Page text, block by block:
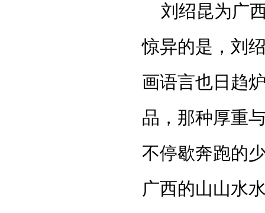
刘绍昆为广
惊异的是，刘
画语言也日趋
品，那种厚重
不停歇奔跑的
广西的山山水